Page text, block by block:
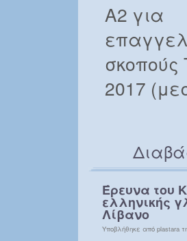
Α2 για
σκοπούς
2017
Έρευνα του
ελληνικής
Λίβανο
Υποβλήθηκε από plastara